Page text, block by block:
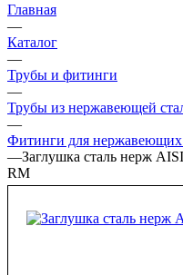
Главная
—
Каталог
—
Трубы и фитинги
—
Трубы из нержавеющей
—
Фитинги для нержавеющих
—Заглушка сталь нерж
RM